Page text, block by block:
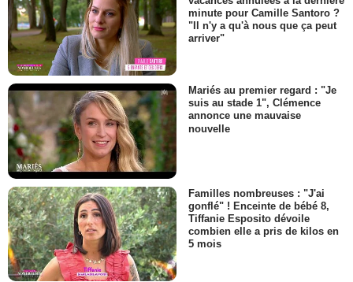
minute pour Camille Santoro ?
"Il n'y a qu'à nous que ça peut
arriver"
Mariés au premier regard : "Je
suis au stade 1", Clémence
annonce une mauvaise
nouvelle
Familles nombreuses : "J'ai
gonflé" ! Enceinte de bébé 8,
Tiffanie Esposito dévoile
combien elle a pris de kilos en
5 mois